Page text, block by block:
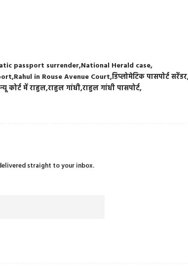
passport surrender National Herald case
Rahul in Rouse Avenue Courtडिप्लोमेटिक पासपोर्ट सरेंडर
कोर्ट में राहुलराहुल गांधीराहुल गांधी पासपोर्ट
straight to your inbox.